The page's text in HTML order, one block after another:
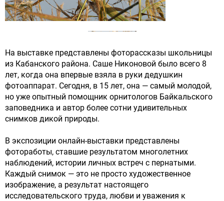
На выставке представлены фоторассказы школьницы
из Кабанского района. Саше Никоновой было всего 8
лет, когда она впервые взяла в руки дедушкин
фотоаппарат. Сегодня, в 15 лет, она — самый молодой,
но уже опытный помощник орнитологов Байкальского
заповедника и автор более сотни удивительных
снимков дикой природы.
В экспозиции онлайн-выставки представлены
фотоработы, ставшие результатом многолетних
наблюдений, истории личных встреч с пернатыми.
Каждый снимок — это не просто художественное
изображение, а результат настоящего
исследовательского труда, любви и уважения к